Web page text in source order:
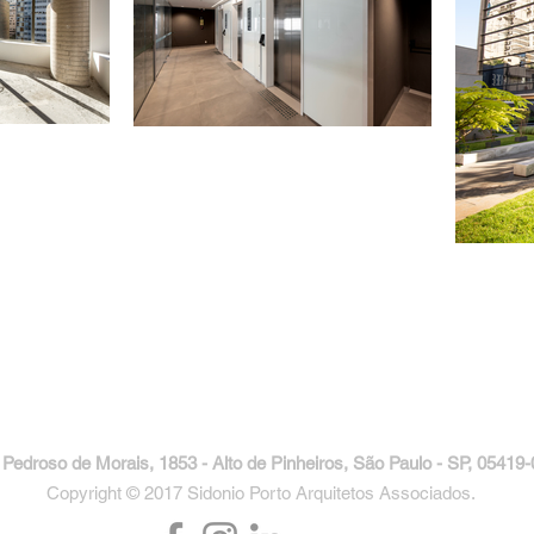
Pedroso de Morais, 1853 - Alto de Pinheiros, São Paulo - SP,
Copyright © 2017 Sidonio Porto Arquitetos Associados.